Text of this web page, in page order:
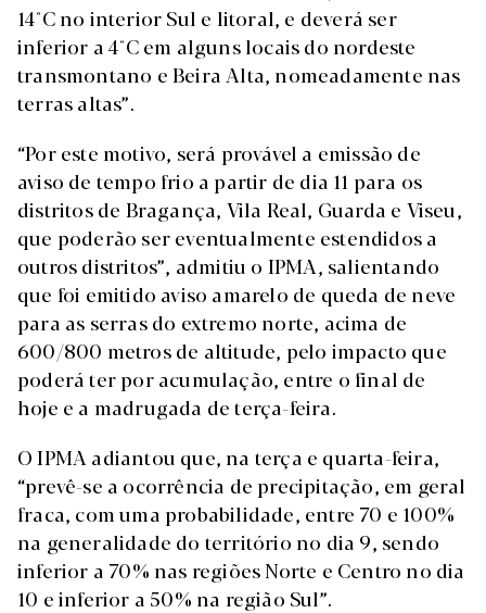
14°C no interior Sul e litoral, e deverá ser
inferior a 4°C em alguns locais do nordeste
transmontano e Beira Alta, nomeadamente nas
terras altas”.
“Por este motivo, será provável a emissão de
aviso de tempo frio a partir de dia 11 para os
distritos de Bragança, Vila Real, Guarda e Viseu,
que poderão ser eventualmente estendidos a
outros distritos”, admitiu o IPMA, salientando
que foi emitido aviso amarelo de queda de neve
para as serras do extremo norte, acima de
600/800 metros de altitude, pelo impacto que
poderá ter por acumulação, entre o final de
hoje e a madrugada de terça-feira.
O IPMA adiantou que, na terça e quarta-feira,
“prevê-se a ocorrência de precipitação, em geral
fraca, com uma probabilidade, entre 70 e 100%
na generalidade do território no dia 9, sendo
inferior a 70% nas regiões Norte e Centro no dia
10 e inferior a 50% na região Sul”.